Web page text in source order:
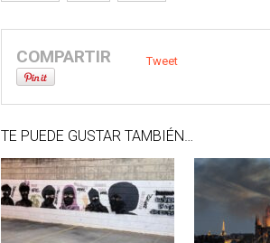
COMPARTIR Tweet
TE PUEDE GUSTAR TAMBIÉN…